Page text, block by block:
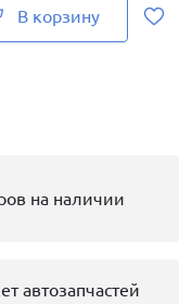
В корзину
на наличии
автозапчастей